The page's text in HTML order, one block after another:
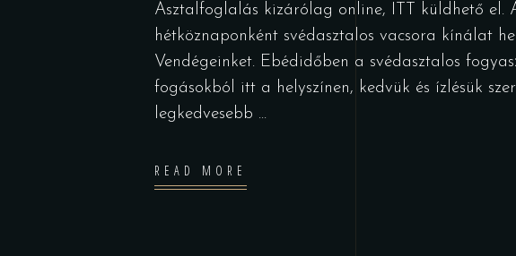
Asztalfoglalás kizárólag online, ITT küldhető el.
hétköznaponként svédasztalos vacsora kínálat
Vendégeinket. Ebédidőben a svédasztalos
fogásokból itt a helyszínen, kedvük és ízlésük
legkedvesebb
READ MORE